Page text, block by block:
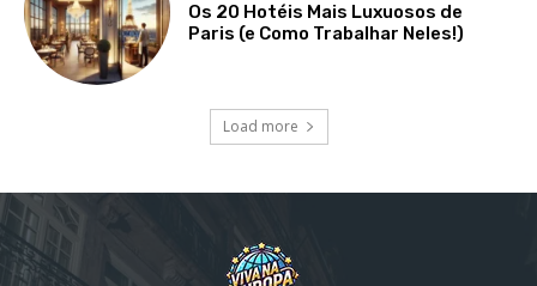
Os 20 Hotéis Mais Luxuosos de
Paris (e Como Trabalhar Neles!)
Load more